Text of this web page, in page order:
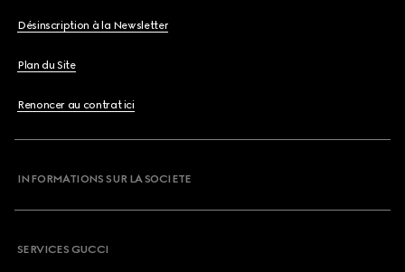
Désinscription à la Newsletter
Plan du Site
Renoncer au contrat ici
INFORMATIONS SUR LA SOCIETE
SERVICES GUCCI